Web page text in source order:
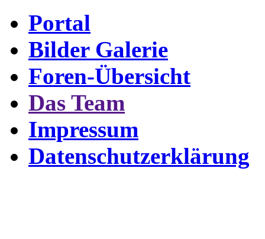
Portal
Bilder Galerie
Foren-Übersicht
Das Team
Impressum
Datenschutzerklärung